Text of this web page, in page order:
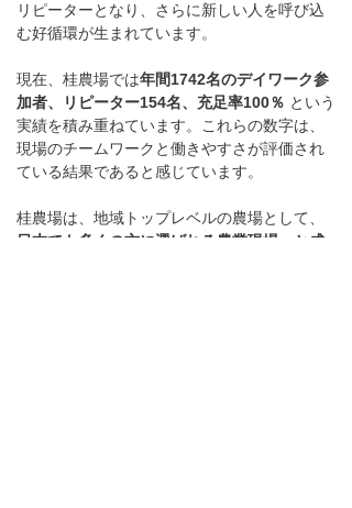
リピーターとなり、さらに新しい人を呼び込
む好循環が生まれています。
現在、桂農場では年間1742名のデイワーク参
加者、リピーター154名、充足率100％ という
実績を積み重ねています。これらの数字は、
現場のチームワークと働きやすさが評価され
ている結果であると感じています。
桂農場は、地域トップレベルの農場として、
日本でも多くの方に選ばれる農業現場へと成